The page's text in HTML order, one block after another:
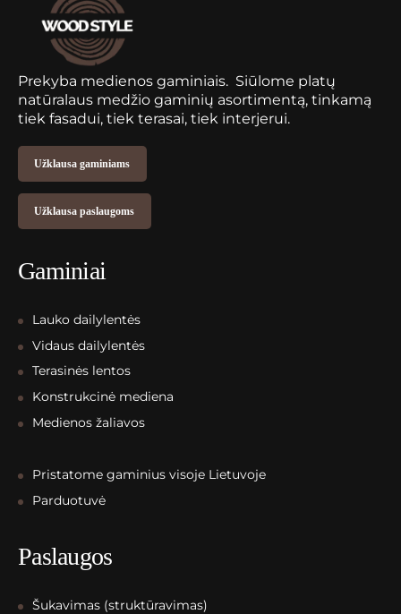
Prekyba medienos gaminiais. Siūlome platų
natūralaus medžio gaminių asortimentą, tinkamą
tiek fasadui, tiek terasai, tiek interjerui.
Užklausa gaminiams
Užklausa paslaugoms
Gaminiai
Lauko dailylentės
Vidaus dailylentės
Terasinės lentos
Konstrukcinė mediena
Medienos žaliavos
Pristatome gaminius visoje Lietuvoje
Parduotuvė
Paslaugos
Šukavimas (struktūravimas)